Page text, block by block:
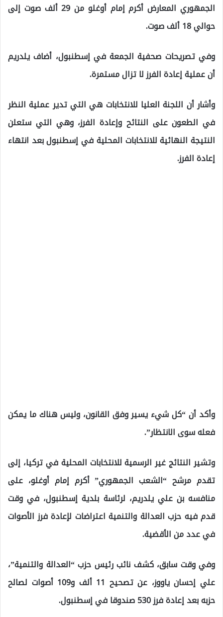
الجمهوري المعارض أكرم إمام أوغلو من 29 ألف صوت إلى
حوالي 18 ألف صوت.
وفي تصريحات صحفية الجمعة في إسطنبول، أضاف يلدريم
أن عملية إعادة الفرز لا تزال مستمرة.
وأشار أن اللجنة العليا للانتخابات هي التي تدير عملية النظر
في الطعون على النتائح وإعادة الفرز، وهي التي ستعلن
النتيجة النهائية للانتخابات المحلية في إسطنبول بعد انتهاء
إعادة الفرز.
وأكد أن “كل شيء يسير وفق القانون، وليس هناك ما يمكن
فعله سوى الانتظار”.
وتشير النتائج غير الرسمية للانتخابات المحلية في تركيا، إلى
تقدم مرشح “الشعب الجمهوري” أكرم إمام أوغلو، على
منافسه بن علي يلدريم، لرئاسة بلدية إسطنبول، في وقت
قدم فيه حزب العدالة والتنمية اعتراضات لإعادة فرز الأصوات
في عدد من الأقضية.
وفي وقت سابق، كشف نائب رئيس حزب “العدالة والتنمية”،
علي إحسان ياووز، عن تصحيح 11 ألف و109 أصوات لصالح
حزبه بعد إعادة فرز 530 صندوقا في إسطنبول.